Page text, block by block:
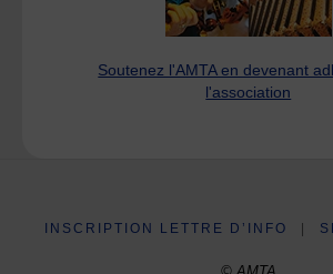
Soutenez l'AMTA en devenant
l'association
INSCRIPTION LETTRE D’INFO